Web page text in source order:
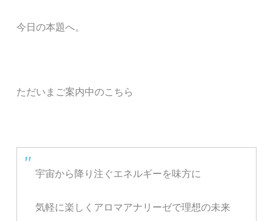
今日の本題へ。
ただいまご案内中のこちら
宇宙から降り注ぐエネルギーを味方に
気軽に楽しくアロマアナリーゼで理想の未来